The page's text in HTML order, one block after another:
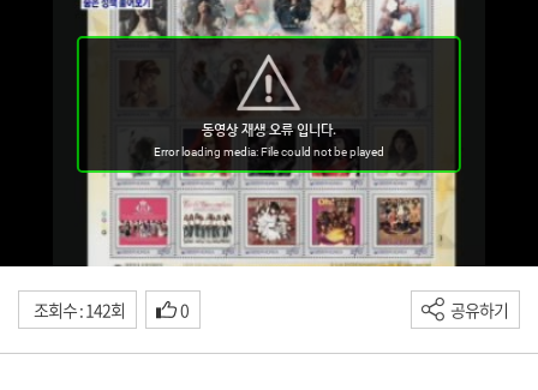
조회수 : 142회 0 공유하기